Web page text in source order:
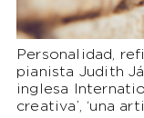
Personalidad,
pianista Judith
inglesa
creativa’, ‘una